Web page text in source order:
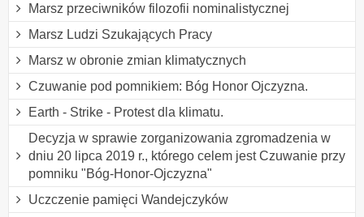
Marsz przeciwników filozofii nominalistycznej
Marsz Ludzi Szukających Pracy
Marsz w obronie zmian klimatycznych
Czuwanie pod pomnikiem: Bóg Honor Ojczyzna.
Earth - Strike - Protest dla klimatu.
Decyzja w sprawie zorganizowania zgromadzenia w
dniu 20 lipca 2019 r., którego celem jest Czuwanie przy
pomniku "Bóg-Honor-Ojczyzna"
Uczczenie pamięci Wandejczyków